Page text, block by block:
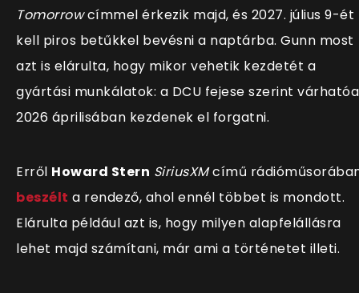
Tomorrowcímmel érkezik majd, és 2027. július 9-ét
kell piros betűkkel bevésni a naptárba. Gunn most
azt is elárulta, hogy mikor vehetik kezdetét a
gyártási munkálatok: a DCU fejese szerint
2026 áprilisában kezdenek el forgatni.
Erről Howard Stern SiriusXMcímű
beszélt a rendező, ahol ennél többet is mondott.
Elárulta például azt is, hogy milyen alapfelállásra
lehet majd számítani, már ami a történetet illeti.